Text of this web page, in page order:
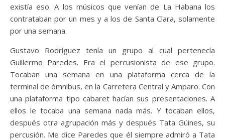
existía eso. A los músicos que venían de La Habana los
contrataban por un mes y a los de Santa Clara, solamente
por una semana.
Gustavo Rodríguez tenía un grupo al cual pertenecía
Guillermo Paredes. Era el percusionista de ese grupo.
Tocaban una semana en una plataforma cerca de la
terminal de ómnibus, en la Carretera Central y Amparo. Con
una plataforma tipo cabaret hacían sus presentaciones. A
ellos le tocaba una semana nada más. Y tocaban ellos,
después otra agrupación más y después Tata Güines, su
percusión. Me dice Paredes que él siempre admiró a Tata